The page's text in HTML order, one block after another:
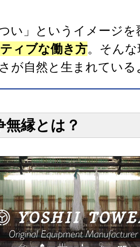
つい」というイメージ
ィブな働き方。そん
が自然と生まれている
無縁とは？